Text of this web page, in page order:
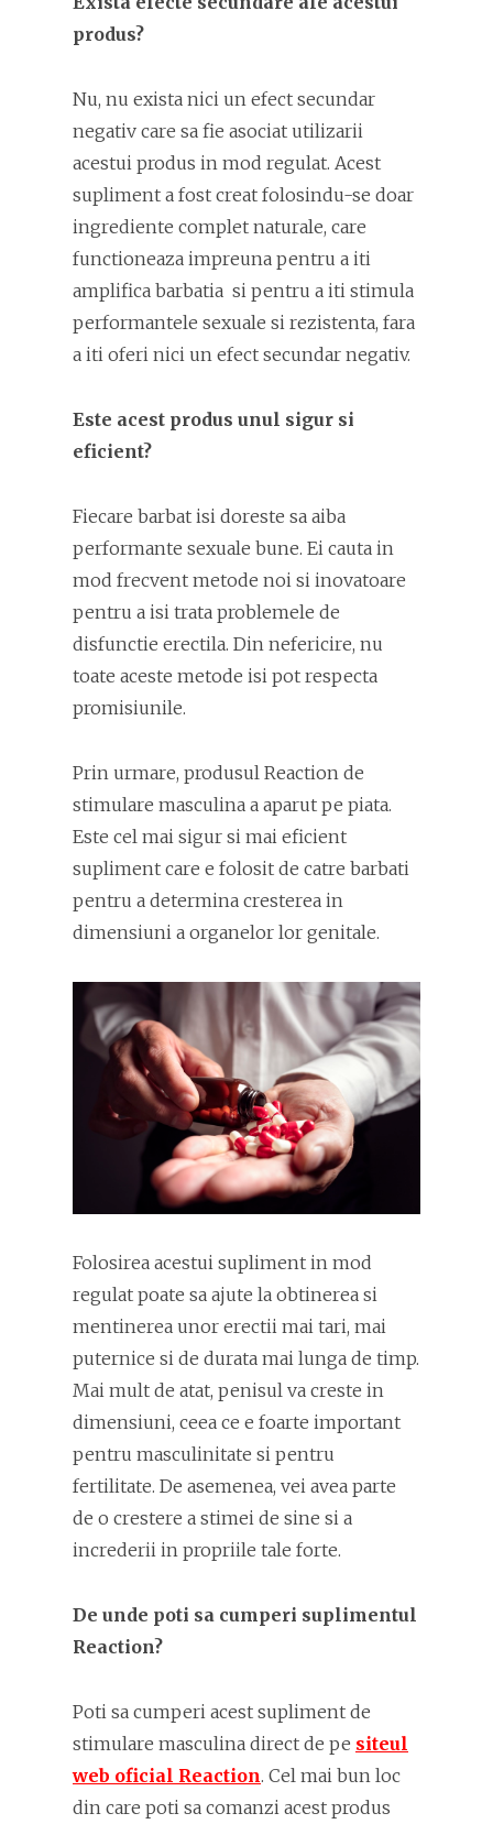
produs?
Nu, nu exista nici un efect secundar
negativ care sa fie asociat utilizarii
acestui produs in mod regulat. Acest
supliment a fost creat folosindu-se doar
ingrediente complet naturale, care
functioneaza impreuna pentru a iti
amplifica barbatia si pentru a iti stimula
performantele sexuale si rezistenta, fara
a iti oferi nici un efect secundar negativ.
Este acest produs unul sigur si
eficient?
Fiecare barbat isi doreste sa aiba
performante sexuale bune. Ei cauta in
mod frecvent metode noi si inovatoare
pentru a isi trata problemele de
disfunctie erectila. Din nefericire, nu
toate aceste metode isi pot respecta
promisiunile.
Prin urmare, produsul Reaction de
stimulare masculina a aparut pe piata.
Este cel mai sigur si mai eficient
supliment care e folosit de catre barbati
pentru a determina cresterea in
dimensiuni a organelor lor genitale.
Folosirea acestui supliment in mod
regulat poate sa ajute la obtinerea si
mentinerea unor erectii mai tari, mai
puternice si de durata mai lunga de timp.
Mai mult de atat, penisul va creste in
dimensiuni, ceea ce e foarte important
pentru masculinitate si pentru
fertilitate. De asemenea, vei avea parte
de o crestere a stimei de sine si a
increderii in propriile tale forte.
De unde poti sa cumperi suplimentul
Reaction?
Poti sa cumperi acest supliment de
stimulare masculina direct de pe siteul
web oficial Reaction. Cel mai bun loc
din care poti sa comanzi acest produs